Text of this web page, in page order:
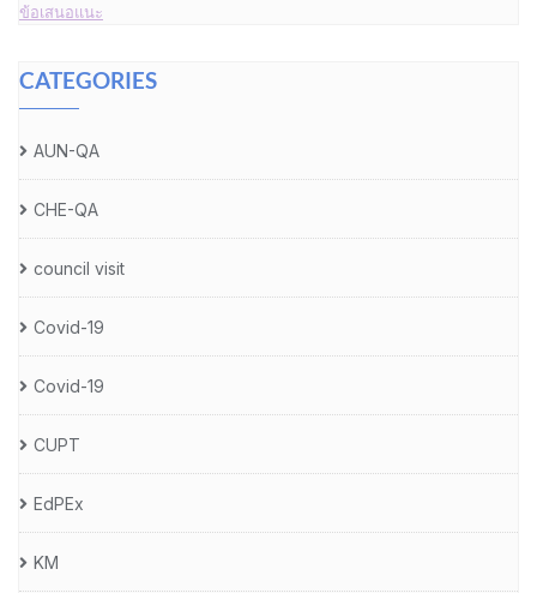
ข้อเสนอแนะ
CATEGORIES
AUN-QA
CHE-QA
council visit
Covid-19
Covid-19
CUPT
EdPEx
KM